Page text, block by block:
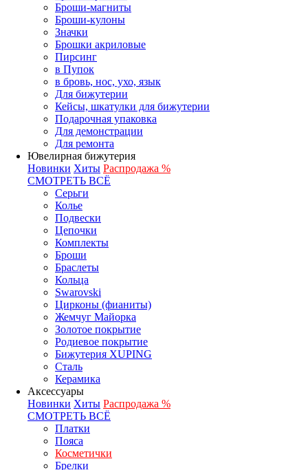
Броши-магниты
Броши-кулоны
Значки
Брошки акриловые
Пирсинг
в Пупок
в бровь, нос, ухо, язык
Для бижутерии
Кейсы, шкатулки для бижутерии
Подарочная упаковка
Для демонстрации
Для ремонта
Ювелирная бижутерия
Новинки Хиты Распродажа %
СМОТРЕТЬ ВСЁ
Серьги
Колье
Подвески
Цепочки
Комплекты
Броши
Браслеты
Кольца
Swarovski
Цирконы (фианиты)
Жемчуг Майорка
Золотое покрытие
Родиевое покрытие
Бижутерия XUPING
Сталь
Керамика
Аксессуары
Новинки Хиты Распродажа %
СМОТРЕТЬ ВСЁ
Платки
Пояса
Косметички
Брелки